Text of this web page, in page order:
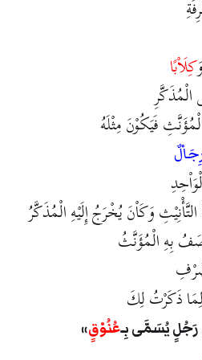
وَكِلَاْبًا
فَيَكُوْنَ مِثْلَهُ
وَكَاْنَ يُخْرَجُ إِلَيْهِ الْمُذَكَّرُ
بِهِ الْمُؤَنَّثُ
لِمَا ذَكَرْتُ لِكَ
رَجُلٍ يُسَمَّى بِـعُنُوْقٍ